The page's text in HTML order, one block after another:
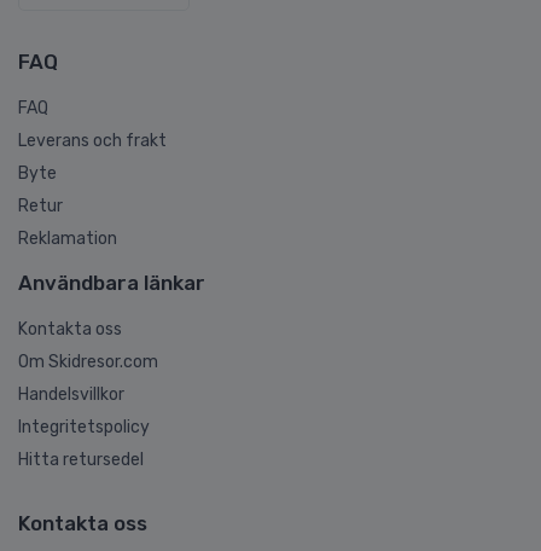
FAQ
FAQ
Leverans och frakt
Byte
Retur
Reklamation
Användbara länkar
Kontakta oss
Om Skidresor.com
Handelsvillkor
Integritetspolicy
Hitta retursedel
Kontakta oss